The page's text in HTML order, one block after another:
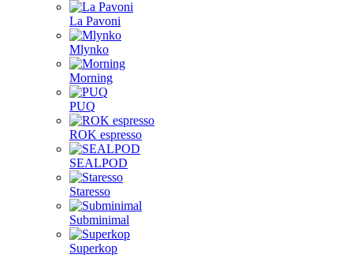
La Pavoni
Mlynko
Morning
PUQ
ROK espresso
SEALPOD
Staresso
Subminimal
Superkop